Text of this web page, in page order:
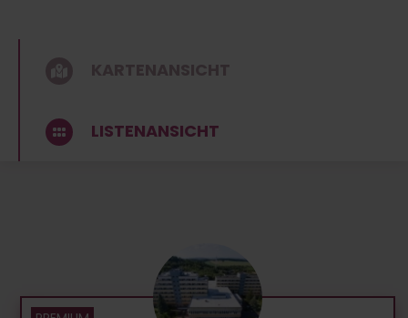
KARTENANSICHT
LISTENANSICHT